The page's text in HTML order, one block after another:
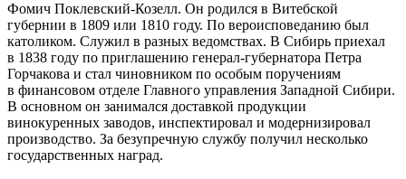
Фомич Поклевский-Козелл. Он родился в Витебской
губернии в 1809 или 1810 году. По вероисповеданию был
католиком. Служил в разных ведомствах. В Сибирь приехал
в 1838 году по приглашению генерал-губернатора Петра
Горчакова и стал чиновником по особым поручениям
в финансовом отделе Главного управления Западной Сибири.
В основном он занимался доставкой продукции
винокуренных заводов, инспектировал и модернизировал
производство. За безупречную службу получил несколько
государственных наград.